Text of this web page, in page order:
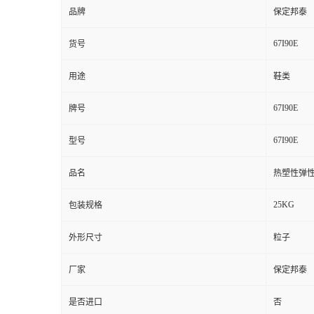
品牌 保定邦泰
货号 67I90E
用途 鞋类
牌号 67I90E
型号 67I90E
品名 热塑性弹
包装规格 25KG
外形尺寸 粒子
厂家 保定邦泰
是否进口 否